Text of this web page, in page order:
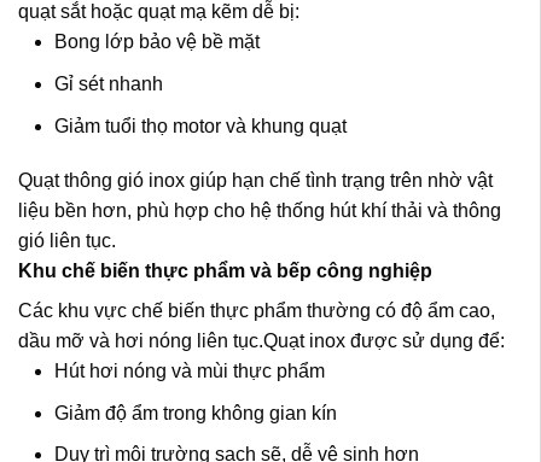
quạt sắt hoặc quạt mạ kẽm dễ bị:
Bong lớp bảo vệ bề mặt
Gỉ sét nhanh
Giảm tuổi thọ motor và khung quạt
Quạt thông gió inox giúp hạn chế tình trạng trên nhờ vật
liệu bền hơn, phù hợp cho hệ thống hút khí thải và thông
gió liên tục.
Khu chế biến thực phẩm và bếp công nghiệp
Các khu vực chế biến thực phẩm thường có độ ẩm cao,
dầu mỡ và hơi nóng liên tục.Quạt inox được sử dụng để:
Hút hơi nóng và mùi thực phẩm
Giảm độ ẩm trong không gian kín
Duy trì môi trường sạch sẽ, dễ vệ sinh hơn